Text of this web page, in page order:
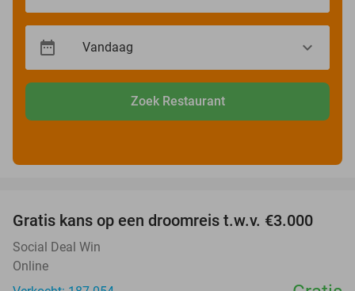
Zoek Restaurant
Gratis kans op een droomreis t.w.v. €3.000
Social Deal Win
Online